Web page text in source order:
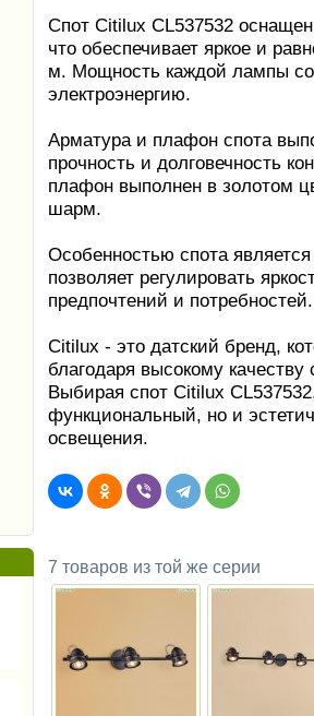
Спот Citilux CL537532
что обеспечивает яркое и
м. Мощность каждой лампы
электроэнергию.
Арматура и плафон спота
прочность и долговечность
плафон выполнен в золотом
шарм.
Особенностью спота
позволяет регулировать
предпочтений и потребностей.
Citilux - это датский бренд,
благодаря высокому
Выбирая спот Citilux
функциональный, но и
освещения.
7 товаров из той же серии